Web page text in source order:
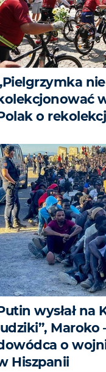
o
wysłał na
Maroko
o
Hiszpanii